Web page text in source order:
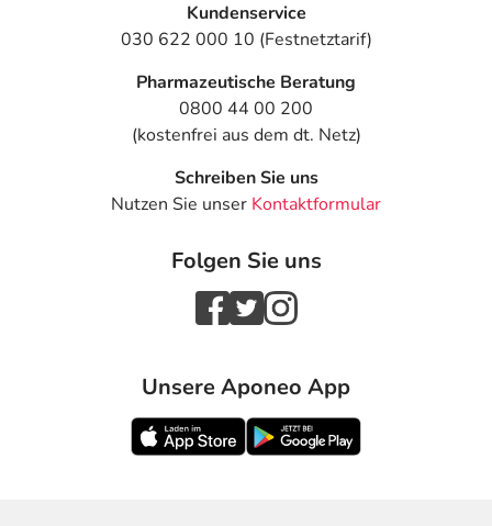
Kundenservice
030 622 000 10 (Festnetztarif)
Pharmazeutische Beratung
0800 44 00 200
(kostenfrei aus dem dt. Netz)
Schreiben Sie uns
Nutzen Sie unser Kontaktformular
Folgen Sie uns
Unsere Aponeo App